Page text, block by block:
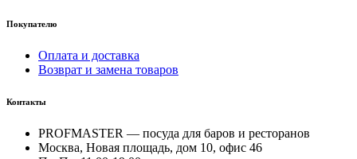
Покупателю
Оплата и доставка
Возврат и замена товаров
Контакты
PROFMASTER — посуда для баров и ресторанов
Москва, Новая площадь, дом 10, офис 46